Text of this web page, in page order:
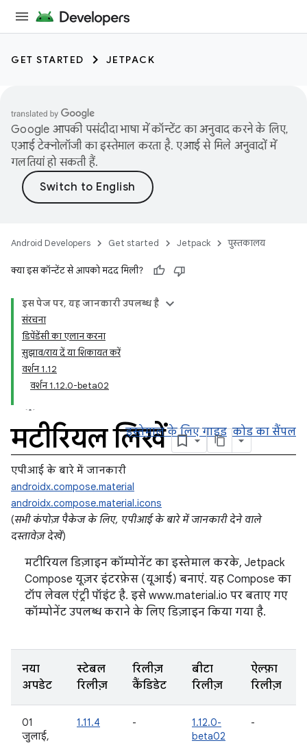
GET STARTED JETPACK
Google आपकी पसंदीदा भाषा में कॉन्टेंट का अनुवाद करने के लिए,
एआई टेक्नोलॉजी का इस्तेमाल करता है. एआई से मिले अनुवादों में
गलतियां हो सकती हैं.
Android Developers Get started Jetpack पुस्तकालय
क्या इस कॉन्टेंट से आपको मदद मिली?
इस पेज पर, यह जानकारी उपलब्ध है
संरचना
डिपेंडेंसी का एलान करना
सुझाव/राय दें या शिकायत करें
वर्शन 1.12
वर्शन 1.12.0-beta02
मटीरियल लिखेंइस्तेमाल के लिए गाइड कोड का सैंपल
एपीआई के बारे में जानकारी
androidx.compose.material
androidx.compose.material.icons
(सभी कंपोज़ पैकेज के लिए, एपीआई के बारे में जानकारी देने वाले
दस्तावेज़ देखें)
मटीरियल डिज़ाइन कॉम्पोनेंट का इस्तेमाल करके, Jetpack
Compose यूज़र इंटरफ़ेस (यूआई) बनाएं. यह Compose का
टॉप लेवल एंट्री पॉइंट है. इसे www.material.io पर बताए गए
कॉम्पोनेंट उपलब्ध कराने के लिए डिज़ाइन किया गया है.
नया
अपडेट
स्टेबल
रिलीज़
रिलीज़
कैंडिडेट
बीटा
रिलीज़
ऐल्फ़ा
रिलीज़
01
जुलाई,
1.11.4 -
1.12.0-
beta02
-